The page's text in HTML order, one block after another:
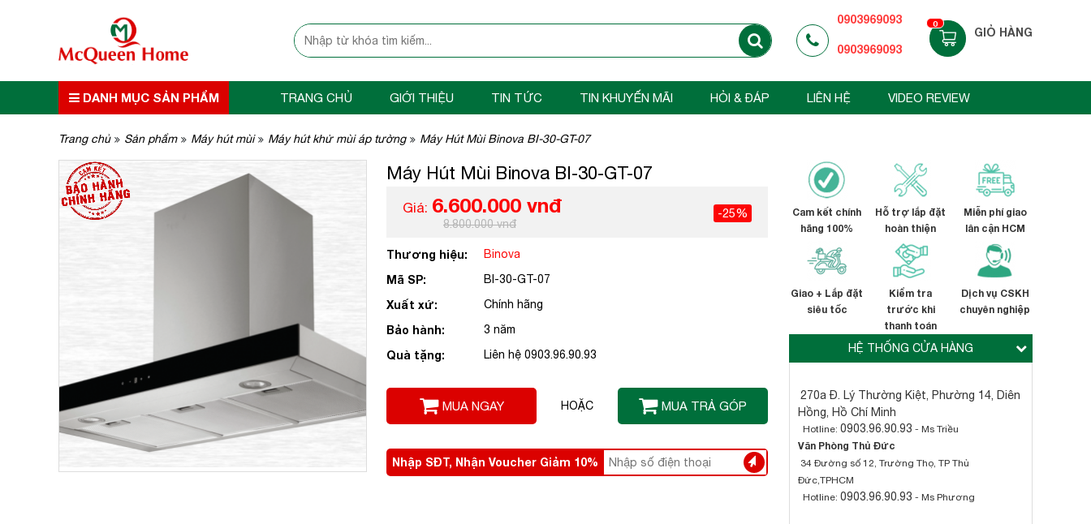
0903969093
0903969093
0
GIỎ HÀNG
DANH MỤC SẢN PHẨM TRANG CHỦ GIỚI THIỆU TIN TỨC TIN KHUYẾN MÃI HỎI & ĐÁP LIÊN HỆ VIDEO REVIEW
Trang chủ Sản phẩm Máy hút mùi Máy hút khử mùi áp tường Máy Hút Mùi Binova BI-30-GT-07
Máy Hút Mùi Binova BI-30-GT-07
Giá: 6.600.000 vnđ
8.800.000 vnđ
-25%
Thương hiệu: Binova
Mã SP: BI-30-GT-07
Xuất xứ: Chính hãng
Bảo hành: 3 năm
Quà tặng: Liên hệ 0903.96.90.93
MUA NGAY HOẶC MUA TRẢ GÓP
Nhập SĐT, Nhận Voucher Giảm 10%
Cam kết chính
hãng 100%
Hỗ trợ lắp đặt
hoàn thiện
Miễn phí giao
lân cận HCM
Giao + Lắp đặt
siêu tốc
Kiểm tra
trước khi
thanh toán
Dịch vụ CSKH
chuyên nghiệp
HỆ THỐNG CỬA HÀNG
270a Đ. Lý Thường Kiệt, Phường 14, Diên
Hồng, Hồ Chí Minh
Hotline: 0903.96.90.93 - Ms Triều
Văn Phòng Thủ Đức
34 Đường số 12, Trường Thọ, TP Thủ
Đức,TPHCM
Hotline: 0903.96.90.93 - Ms Phương